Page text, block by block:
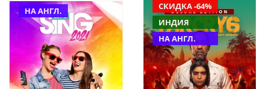
НА АНГЛ.
СКИДКА -64%
ИНДИЯ
НА АНГЛ.